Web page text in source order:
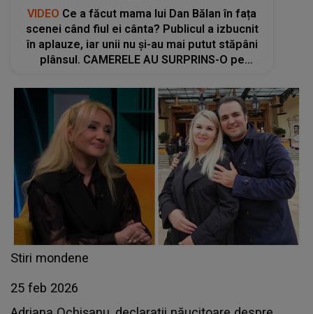
VIDEO Ce a făcut mama lui Dan Bălan în fața
scenei când fiul ei cânta? Publicul a izbucnit
în aplauze, iar unii nu și-au mai putut stăpâni
plânsul. CAMERELE AU SURPRINS-O pe
Stiri mondene
25 feb 2026